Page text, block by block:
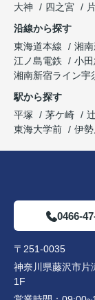
大神
四之宮
沿線から探す
東海道本線
湘
江ノ島電鉄
小
湘南新宿ライン宇
駅から探す
平塚
茅ケ崎
東海大学前
伊
0466-
〒251-0035
神奈川県藤沢市片
1F